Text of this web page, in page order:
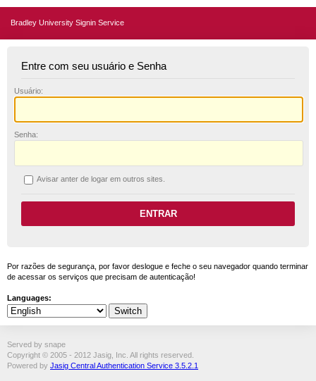
Bradley University Signin Service
Entre com seu usuário e Senha
Usuário:
Senha:
Avisar anter de logar em outros sites.
Por razões de segurança, por favor deslogue e feche o seu navegador quando terminar
de acessar os serviços que precisam de autenticação!
Languages:
Served by snape
Copyright © 2005 - 2012 Jasig, Inc. All rights reserved.
Powered by Jasig Central Authentication Service 3.5.2.1